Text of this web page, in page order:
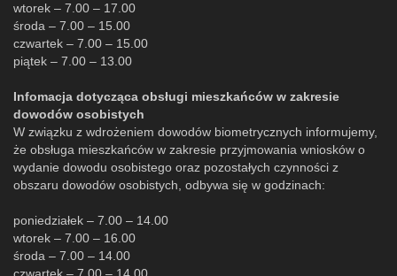
wtorek – 7.00 – 17.00
środa – 7.00 – 15.00
czwartek – 7.00 – 15.00
piątek – 7.00 – 13.00
Infomacja dotycząca obsługi mieszkańców w zakresie
dowodów osobistych
W związku z wdrożeniem dowodów biometrycznych informujemy,
że obsługa mieszkańców w zakresie przyjmowania wniosków o
wydanie dowodu osobistego oraz pozostałych czynności z
obszaru dowodów osobistych, odbywa się w godzinach:
poniedziałek – 7.00 – 14.00
wtorek – 7.00 – 16.00
środa – 7.00 – 14.00